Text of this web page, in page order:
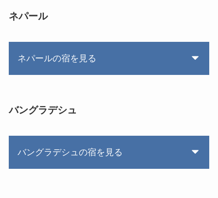
ネパール
ネパールの宿を見る
バングラデシュ
バングラデシュの宿を見る